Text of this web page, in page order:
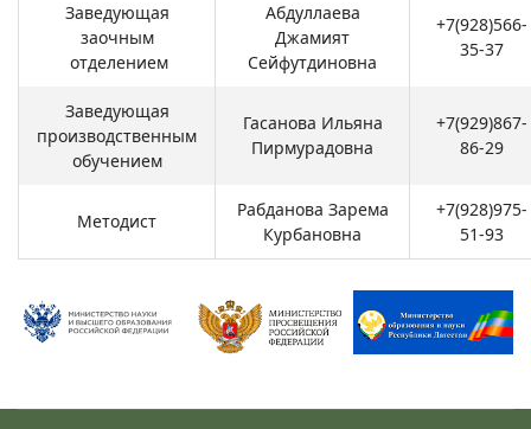
Заведующая
заочным
отделением
Абдуллаева
Джамият
Сейфутдиновна
+7(928)566-
35-37
Заведующая
производственным
обучением
Гасанова Ильяна
Пирмурадовна
+7(929)867-
86-29
Методист
Рабданова Зарема
Курбановна
+7(928)975-
51-93